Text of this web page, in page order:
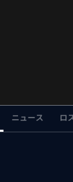
ニュース ロ